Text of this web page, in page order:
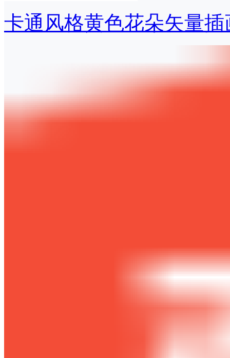
卡通风格黄色花朵矢量插